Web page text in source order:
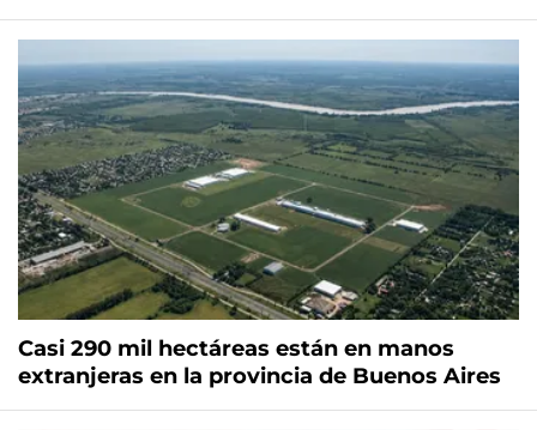
Casi 290 mil hectáreas están en manos
extranjeras en la provincia de Buenos Aires